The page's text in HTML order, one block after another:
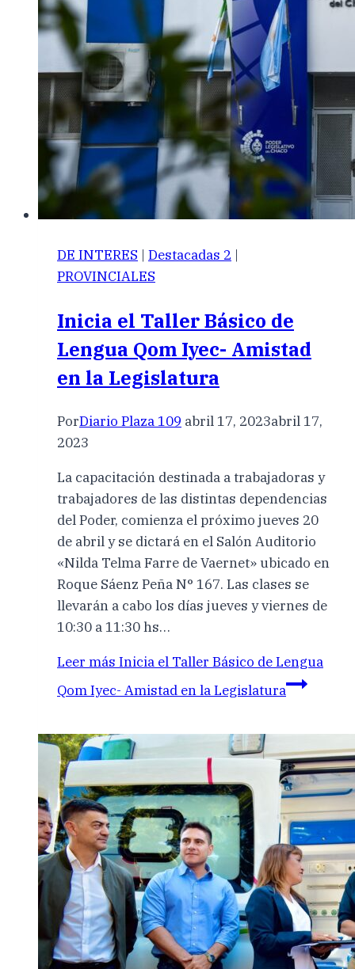
DE INTERES | Destacadas 2 |
PROVINCIALES
Inicia el Taller Básico de
Lengua Qom Iyec- Amistad
en la Legislatura
PorDiario Plaza 109 abril 17, 2023abril 17,
2023
La capacitación destinada a trabajadoras y
trabajadores de las distintas dependencias
del Poder, comienza el próximo jueves 20
de abril y se dictará en el Salón Auditorio
«Nilda Telma Farre de Vaernet» ubicado en
Roque Sáenz Peña N° 167. Las clases se
llevarán a cabo los días jueves y viernes de
10:30 a 11:30 hs…
Leer más Inicia el Taller Básico de Lengua
Qom Iyec- Amistad en la Legislatura